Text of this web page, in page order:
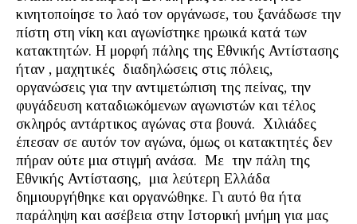
κινητοποίησε το λαό τον οργάνωσε, του ξανάδωσε την
πίστη στη νίκη και αγωνίστηκε ηρωικά κατά των
κατακτητών. Η μορφή πάλης της Εθνικής Αντίστασης
ήταν , μαχητικές διαδηλώσεις στις πόλεις,
οργανώσεις για την αντιμετώπιση της πείνας, την
φυγάδευση καταδιωκόμενων αγωνιστών και τέλος
σκληρός αντάρτικος αγώνας στα βουνά. Χιλιάδες
έπεσαν σε αυτόν τον αγώνα, όμως οι κατακτητές δεν
πήραν ούτε μια στιγμή ανάσα. Με την πάλη της
Εθνικής Αντίστασης, μια λεύτερη Ελλάδα
δημιουργήθηκε και οργανώθηκε. Γι αυτό θα ήτα
παράληψη και ασέβεια στην Ιστορική μνήμη για μας